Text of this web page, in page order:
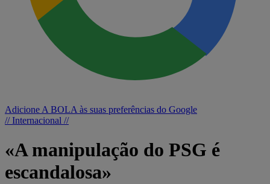
Adicione A BOLA às suas preferências do Google
// Internacional //
«A manipulação do PSG é
escandalosa»